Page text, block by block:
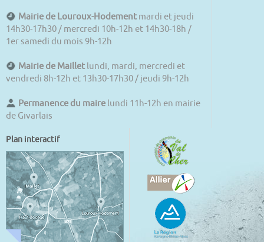
Mairie de Louroux-Hodement mardi et jeudi
14h30-17h30 / mercredi 10h-12h et 14h30-18h /
1er samedi du mois 9h-12h
Mairie de Maillet lundi, mardi, mercredi et
vendredi 8h-12h et 13h30-17h30 / jeudi 9h-12h
Permanence du maire lundi 11h-12h en mairie
de Givarlais
Plan interactif